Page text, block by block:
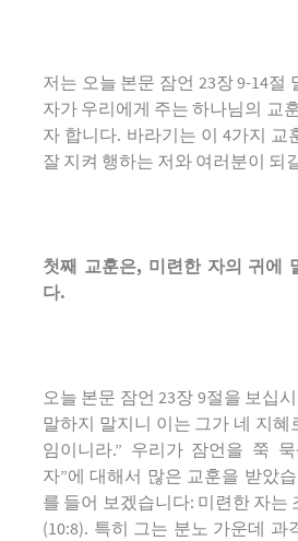
저는 오늘 본문 잠언 23장 9-14절
자가 우리에게 주는 하나님의 교
자 합니다. 바라기는 이 4가지 교
잘 지켜 행하는 저와 여러분이 되
첫째 교훈은, 미련한 자의 귀에
다.
오늘 본문 잠언 23장 9절을 보십
말하지 말지니 이는 그가 네 지혜
임이니라.” 우리가 잠언을 쭉
자”에 대해서 많은 교훈을 받았
를 들어 보겠습니다: 미련한 자는
(10:8). 특히 그는 분노 가운데 과